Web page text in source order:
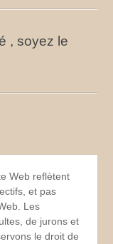
, soyez le
Web reflètent
et pas
Les
de jurons et
le droit de